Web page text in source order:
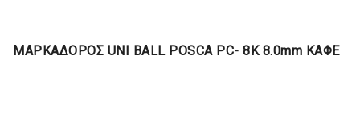
ΜΑΡΚΑΔΟΡΟΣ UNI BALL POSCA PC- 8K 8.0mm ΚΑΦΕ